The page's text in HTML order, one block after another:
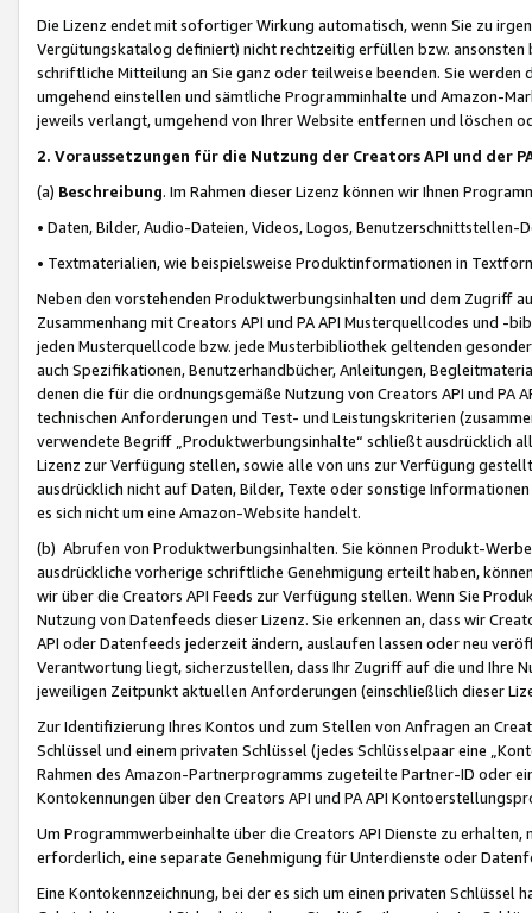
Die Lizenz endet mit sofortiger Wirkung automatisch, wenn Sie zu
Vergütungskatalog definiert) nicht rechtzeitig erfüllen bzw. ansonsten
schriftliche Mitteilung an Sie ganz oder teilweise beenden. Sie werden
umgehend einstellen und sämtliche Programminhalte und Amazon-
jeweils verlangt, umgehend von Ihrer Website entfernen und löschen
2. Voraussetzungen für die Nutzung der Creators API und der
(a) Beschreibung. Im Rahmen dieser Lizenz können wir Ihnen
• Daten, Bilder, Audio-Dateien, Videos, Logos, Benutzerschnittstellen-
• Textmaterialien, wie beispielsweise Produktinformationen in
Neben den vorstehenden Produktwerbungsinhalten und dem Zugriff
Zusammenhang mit Creators API und PA API Musterquellcodes und
jeden Musterquellcode bzw. jede Musterbibliothek geltenden
auch Spezifikationen, Benutzerhandbücher, Anleitungen,
denen die für die ordnungsgemäße Nutzung von Creators API und PA
technischen Anforderungen und Test- und Leistungskriterien
verwendete Begriff „Produktwerbungsinhalte“ schließt ausdrücklich
Lizenz zur Verfügung stellen, sowie alle von uns zur Verfügung
ausdrücklich nicht auf Daten, Bilder, Texte oder sonstige
es sich nicht um eine Amazon-Website handelt.
(b) Abrufen von Produktwerbungsinhalten. Sie können Produkt-
ausdrückliche vorherige schriftliche Genehmigung erteilt haben,
wir über die Creators API Feeds zur Verfügung stellen. Wenn Sie
Nutzung von Datenfeeds dieser Lizenz. Sie erkennen an, dass wir
API oder Datenfeeds jederzeit ändern, auslaufen lassen oder neu
Verantwortung liegt, sicherzustellen, dass Ihr Zugriff auf die und Ihre
jeweiligen Zeitpunkt aktuellen Anforderungen (einschließlich dieser
Zur Identifizierung Ihres Kontos und zum Stellen von Anfragen an
Schlüssel und einem privaten Schlüssel (jedes Schlüsselpaar eine
Rahmen des Amazon-Partnerprogramms zugeteilte Partner-ID oder
Kontokennungen über den Creators API und PA API
Um Programmwerbeinhalte über die Creators API Dienste zu
erforderlich, eine separate Genehmigung für Unterdienste oder
Eine Kontokennzeichnung, bei der es sich um einen privaten